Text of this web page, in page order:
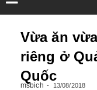
Vừa ăn
riêng ở
Quốc
msbich 13/08/2018